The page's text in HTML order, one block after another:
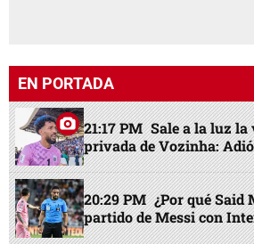
EN PORTADA
21:17 PM Sale a la luz la
privada de Vozinha:
20:29 PM ¿Por qué
partido de Messi con